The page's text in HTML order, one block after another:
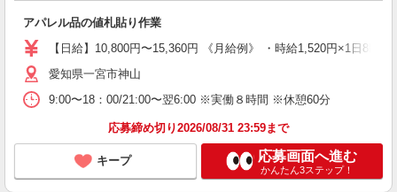
アパレル品の値札貼り作業
【日給】10,800円〜15,360円 《月給例》 ・時給1,520円×1日8h×
愛知県一宮市神山
9:00〜18：00/21:00〜翌6:00 ※実働８時間 ※休憩60分
応募締め切り2026/08/31 23:59まで
キープ 応募画面へ進む
かんたん3ステップ！